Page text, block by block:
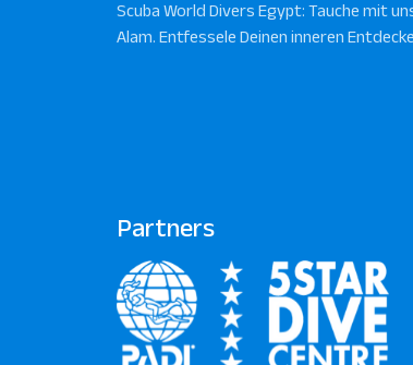
Scuba World Divers Egypt: Tauche mit
Alam. Entfessele Deinen inneren
Partners